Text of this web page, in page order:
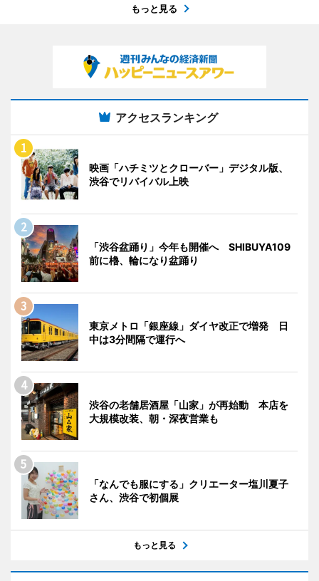
もっと見る
アクセスランキング
映画「ハチミツとクローバー」デジタル版、
渋谷でリバイバル上映
「渋谷盆踊り」今年も開催へ SHIBUYA109
前に櫓、輪になり盆踊り
東京メトロ「銀座線」ダイヤ改正で増発 日
中は3分間隔で運行へ
渋谷の老舗居酒屋「山家」が再始動 本店を
大規模改装、朝・深夜営業も
「なんでも服にする」クリエーター塩川夏子
さん、渋谷で初個展
もっと見る